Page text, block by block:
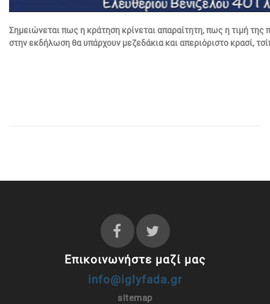
Σημειώνεται πως η κράτηση κρίνεται απαραίτητη, πως η τιμή
στην εκδήλωση θα υπάρχουν μεζεδάκια και απεριόριστο κρασί,
Επικοινωνήστε μαζί μας
info@iglyfada.gr
sitemap